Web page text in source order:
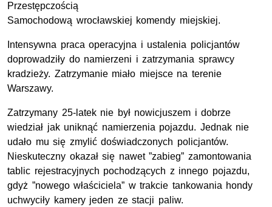
Przestępczością
Samochodową wrocławskiej komendy miejskiej.
Intensywna praca operacyjna i ustalenia policjantów
doprowadziły do namierzeni i zatrzymania sprawcy
kradzieży. Zatrzymanie miało miejsce na terenie
Warszawy.
Zatrzymany 25-latek nie był nowicjuszem i dobrze
wiedział jak uniknąć namierzenia pojazdu. Jednak nie
udało mu się zmylić doświadczonych policjantów.
Nieskuteczny okazał się nawet ”zabieg” zamontowania
tablic rejestracyjnych pochodzących z innego pojazdu,
gdyż ”nowego właściciela” w trakcie tankowania hondy
uchwyciły kamery jeden ze stacji paliw.